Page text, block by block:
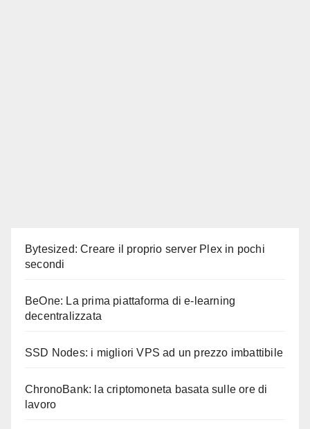
Bytesized: Creare il proprio server Plex in pochi
secondi
BeOne: La prima piattaforma di e-learning
decentralizzata
SSD Nodes: i migliori VPS ad un prezzo imbattibile
ChronoBank: la criptomoneta basata sulle ore di
lavoro